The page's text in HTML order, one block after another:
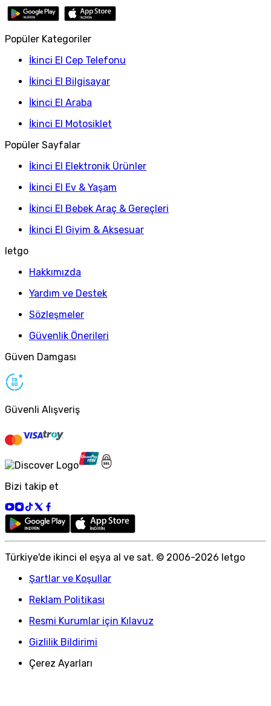
Popüler Kategoriler
İkinci El Cep Telefonu
İkinci El Bilgisayar
İkinci El Araba
İkinci El Motosiklet
Popüler Sayfalar
İkinci El Elektronik Ürünler
İkinci El Ev & Yaşam
İkinci El Bebek Araç & Gereçleri
İkinci El Giyim & Aksesuar
letgo
Hakkımızda
Yardım ve Destek
Sözleşmeler
Güvenlik Önerileri
Güven Damgası
Güvenli Alışveriş
Bizi takip et
Türkiye'de ikinci el eşya al ve sat. © 2006-2026 letgo
Şartlar ve Koşullar
Reklam Politikası
Resmi Kurumlar için Kılavuz
Gizlilik Bildirimi
Çerez Ayarları